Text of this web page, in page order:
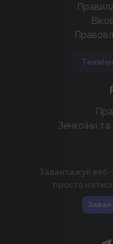
Зенкоїни
Завантажуй веб-
просто